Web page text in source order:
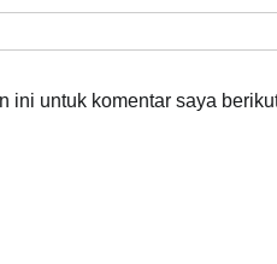
ini untuk komentar saya